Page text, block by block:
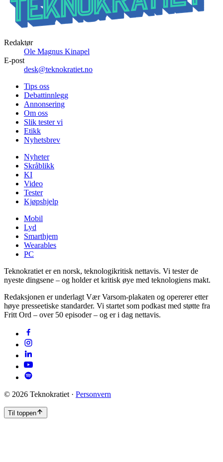
Redaktør
Ole Magnus Kinapel
E-post
desk@teknokratiet.no
Tips oss
Debattinnlegg
Annonsering
Om oss
Slik tester vi
Etikk
Nyhetsbrev
Nyheter
Skråblikk
KI
Video
Tester
Kjøpshjelp
Mobil
Lyd
Smarthjem
Wearables
PC
Teknokratiet er en norsk, teknologikritisk nettavis. Vi tester de
nyeste dingsene – og holder et kritisk øye med teknologiens makt.
Redaksjonen er underlagt Vær Varsom-plakaten og opererer etter
høye presseetiske standarder. Vi startet som podkast med støtte fra
Fritt Ord – over 50 episoder – og er i dag nettavis.
© 2026 Teknokratiet · Personvern
Til toppen